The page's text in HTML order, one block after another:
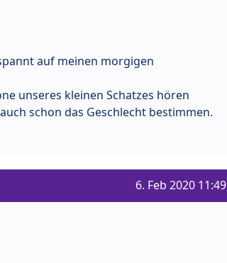
auf meinen morgigen
unseres kleinen Schatzes hören
schon das Geschlecht bestimmen.
6. Feb 2020 11:49